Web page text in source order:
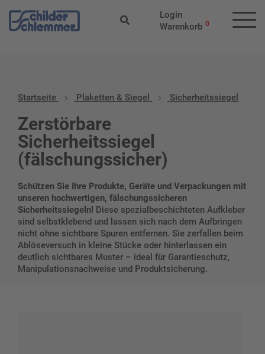
Login
Warenkorb 0
Startseite Plaketten & Siegel Sicherheitssiegel
Zerstörbare
Sicherheitssiegel
(fälschungssicher)
Schützen Sie Ihre Produkte, Geräte und Verpackungen mit
unseren hochwertigen, fälschungssicheren
Sicherheitssiegeln! Diese spezialbeschichteten Aufkleber
sind selbstklebend und lassen sich nach dem Aufbringen
nicht ohne sichtbare Spuren entfernen. Sie zerfallen beim
Ablöseversuch in kleine Stücke oder hinterlassen ein
deutlich sichtbares Muster – ideal für Garantieschutz,
Manipulationsnachweise und Produktsicherung.